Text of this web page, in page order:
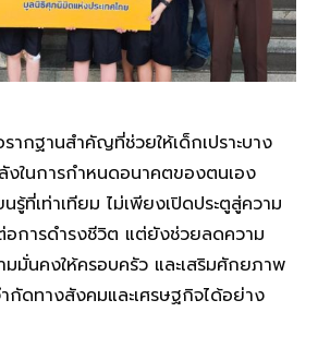
ากฐานสำคัญที่ช่วยให้เด็กเปราะบาง
ในการกำหนดอนาคตของตนเอง
รู้ที่เท่าเทียม ไม่เพียงเปิดประตูสู่ความ
อการดำรงชีวิต แต่ยังช่วยลดความ
มมั่นคงให้ครอบครัว และเสริมศักยภาพ
กัดทางสังคมและเศรษฐกิจได้อย่าง